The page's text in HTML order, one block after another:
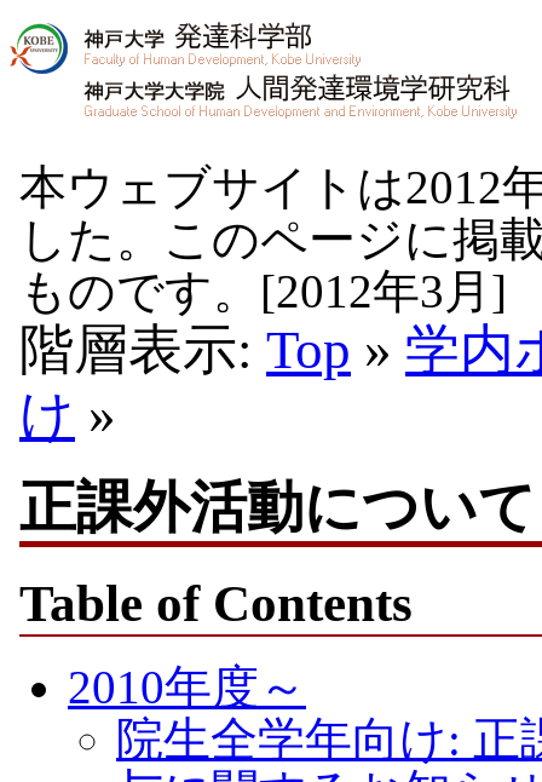
本ウェブサイトは2012
した。このページに掲
ものです。[2012年3月]
階層表示: Top » 学内
け »
正課外活動について
Table of Contents
2010年度～
院生全学年向け: